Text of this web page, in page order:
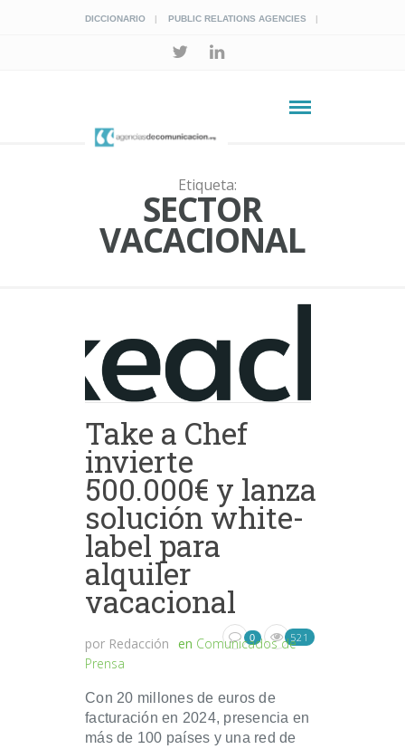
DICCIONARIO PUBLIC RELATIONS AGENCIES
Etiqueta:
SECTOR
VACACIONAL
Take a Chef
invierte
500.000€ y lanza
solución white-
label para
alquiler
vacacional
por Redacción en Comunicados de
Prensa
0 521
Con 20 millones de euros de
facturación en 2024, presencia en
más de 100 países y una red de